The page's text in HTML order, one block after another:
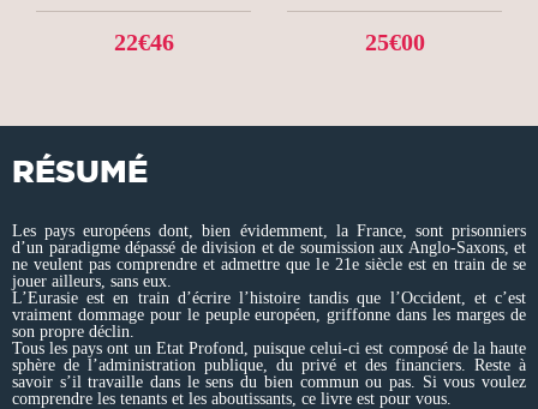
22€46 25€00
RÉSUMÉ
Les pays européens dont, bien évidemment, la France, sont prisonniers
d’un paradigme dépassé de division et de soumission aux Anglo-Saxons, et
ne veulent pas comprendre et admettre que le 21e siècle est en train de se
jouer ailleurs, sans eux.
L’Eurasie est en train d’écrire l’histoire tandis que l’Occident, et c’est
vraiment dommage pour le peuple européen, griffonne dans les marges de
son propre déclin.
Tous les pays ont un Etat Profond, puisque celui-ci est composé de la haute
sphère de l’administration publique, du privé et des financiers. Reste à
savoir s’il travaille dans le sens du bien commun ou pas. Si vous voulez
comprendre les tenants et les aboutissants, ce livre est pour vous.